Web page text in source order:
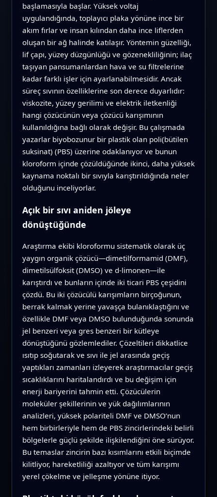
başlamasıyla başlar. Yüksek voltaj
uygulandığında, toplayıcı plaka yönüne ince bir
akım fırlar ve insan kılından daha ince liflerden
oluşan bir ağ halinde katılaşır. Yöntemin güzelliği,
lif çapı, yüzey düzgünlüğü ve gözenekliliğinin; ilaç
taşıyan pansumanlardan hava ve su filtrelerine
kadar farklı işler için ayarlanabilmesidir. Ancak
süreç sıvının özelliklerine son derece duyarlıdır:
viskozite, yüzey gerilimi ve elektrik iletkenliği
hangi çözücünün veya çözücü karışımının
kullanıldığına bağlı olarak değişir. Bu çalışmada
yazarlar biyobozunur bir plastik olan poli(bütilen
suksinat) (PBS) üzerine odaklanıyor ve bunun
kloroform içinde çözüldüğünde ikinci, daha yüksek
kaynama noktalı bir sıvıyla karıştırıldığında neler
olduğunu inceliyorlar.
Açık bir sıvı aniden jöleye
dönüştüğünde
Araştırma ekibi kloroformu sistematik olarak üç
yaygın organik çözücü—dimetilformamid (DMF),
dimetilsülfoksit (DMSO) ve d-limonen—ile
karıştırdı ve bunların içinde iki ticari PBS çeşidini
çözdü. Bu iki çözücülü karışımların birçoğunun,
berrak kalmak yerine yavaşça bulanıklaştığını ve
özellikle DMF veya DMSO bulunduğunda sonunda
jel benzeri veya gres benzeri bir kütleye
dönüştüğünü gözlemlediler. Çözeltileri dikkatlice
ısıtıp soğutarak ve sıvı ile jel arasında geçiş
yaptıkları zamanları izleyerek araştırmacılar geçiş
sıcaklıklarını haritalandırdı ve bu değişim için
enerji bariyerini tahmin etti. Çözücülerin
moleküler şekillerinin ve yük dağılımlarının
analizleri, yüksek polariteli DMF ve DMSO’nun
hem birbirleriyle hem de PBS zincirlerindeki belirli
bölgelerle güçlü şekilde ilişkilendiğini öne sürüyor.
Bu temaslar zincirin bazı kısımlarını etkili biçimde
kilitliyor, hareketliliği azaltıyor ve tüm karışımı
yerel çökelme ve jelleşme yönüne itiyor.